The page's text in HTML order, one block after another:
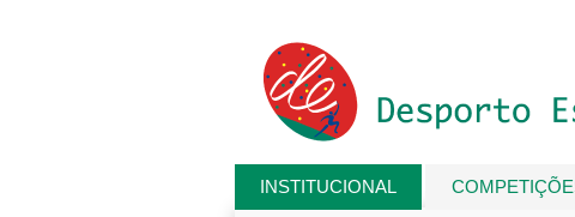
INSTITUCIONAL